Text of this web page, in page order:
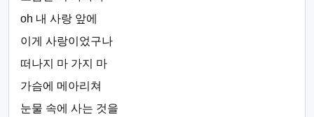
oh 내 사랑 앞에
이게 사랑이었구나
떠나지 마 가지 마
가슴에 메아리쳐
눈물 속에 사는 것을